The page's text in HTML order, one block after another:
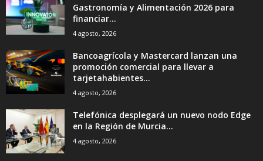
Gastronomía y Alimentación 2026 para
financiar...
4 agosto, 2026
Bancoagrícola y Mastercard lanzan una
promoción comercial para llevar a
tarjetahabientes...
4 agosto, 2026
Telefónica desplegará un nuevo nodo Edge
en la Región de Murcia...
4 agosto, 2026